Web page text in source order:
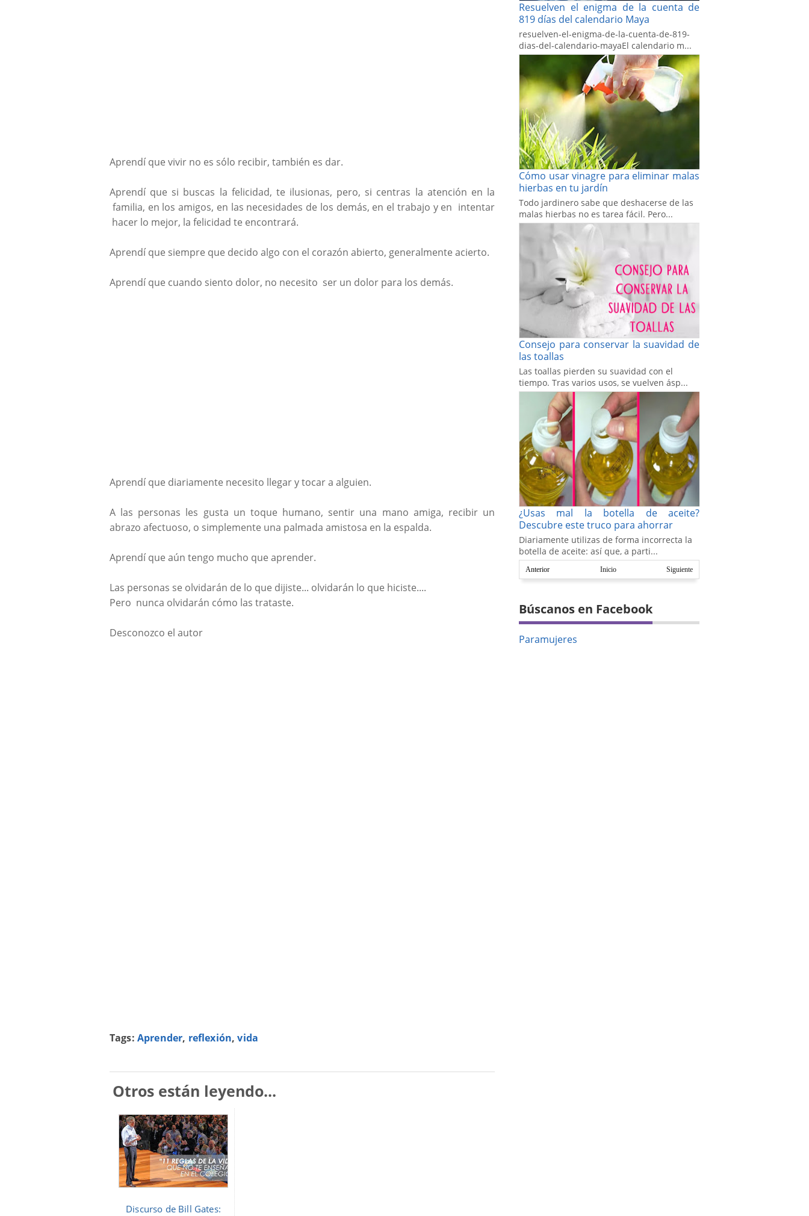
Aprendí que vivir no es sólo recibir, también es dar.
Aprendí que si buscas la felicidad, te ilusionas, pero, si centras la atención en la
familia, en los amigos, en las necesidades de los demás, en el trabajo y en intentar
hacer lo mejor, la felicidad te encontrará.
Aprendí que siempre que decido algo con el corazón abierto, generalmente acierto.
Aprendí que cuando siento dolor, no necesito ser un dolor para los demás.
Aprendí que diariamente necesito llegar y tocar a alguien.
A las personas les gusta un toque humano, sentir una mano amiga, recibir un
abrazo afectuoso, o simplemente una palmada amistosa en la espalda.
Aprendí que aún tengo mucho que aprender.
Las personas se olvidarán de lo que dijiste... olvidarán lo que hiciste....
Pero nunca olvidarán cómo las trataste.
Desconozco el autor
Tags: Aprender, reflexión,vida
Otros están leyendo...
Discurso de Bill Gates:
Resuelven el enigma de la cuenta de
819 días del calendario Maya
resuelven-el-enigma-de-la-cuenta-de-819-
dias-del-calendario-mayaEl calendario m...
Cómo usar vinagre para eliminar malas
hierbas en tu jardín
Todo jardinero sabe que deshacerse de las
malas hierbas no es tarea fácil. Pero...
Consejo para conservar la suavidad de
las toallas
Las toallas pierden su suavidad con el
tiempo. Tras varios usos, se vuelven ásp...
¿Usas mal la botella de aceite?
Descubre este truco para ahorrar
Diariamente utilizas de forma incorrecta la
botella de aceite: así que, a parti...
Anterior Siguiente
Inicio
Búscanos en Facebook
Paramujeres